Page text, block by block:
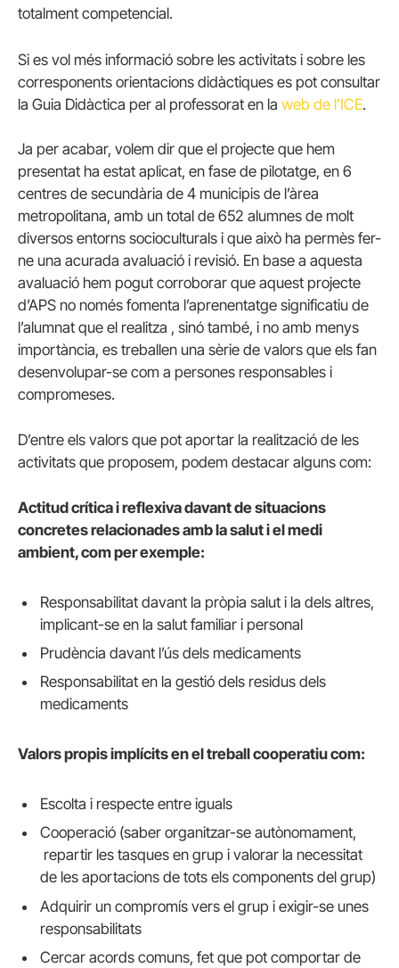
totalment competencial.
Si es vol més informació sobre les activitats i sobre les
corresponents orientacions didàctiques es pot consultar
la Guia Didàctica per al professorat en la web de l’ICE.
Ja per acabar, volem dir que el projecte que hem
presentat ha estat aplicat, en fase de pilotatge, en 6
centres de secundària de 4 municipis de l’àrea
metropolitana, amb un total de 652 alumnes de molt
diversos entorns socioculturals i que això ha permès fer-
ne una acurada avaluació i revisió. En base a aquesta
avaluació hem pogut corroborar que aquest projecte
d’APS no només fomenta l’aprenentatge significatiu de
l’alumnat que el realitza , sinó també, i no amb menys
importància, es treballen una sèrie de valors que els fan
desenvolupar-se com a persones responsables i
compromeses.
D’entre els valors que pot aportar la realització de les
activitats que proposem, podem destacar alguns com:
Actitud crítica i reflexiva davant de situacions
concretes relacionades amb la salut i el medi
ambient, com per exemple:
Responsabilitat davant la pròpia salut i la dels altres,
implicant-se en la salut familiar i personal
Prudència davant l’ús dels medicaments
Responsabilitat en la gestió dels residus dels
medicaments
Valors propis implícits en el treball cooperatiu com:
Escolta i respecte entre iguals
Cooperació (saber organitzar-se autònomament,
repartir les tasques en grup i valorar la necessitat
de les aportacions de tots els components del grup)
Adquirir un compromís vers el grup i exigir-se unes
responsabilitats
Cercar acords comuns, fet que pot comportar de